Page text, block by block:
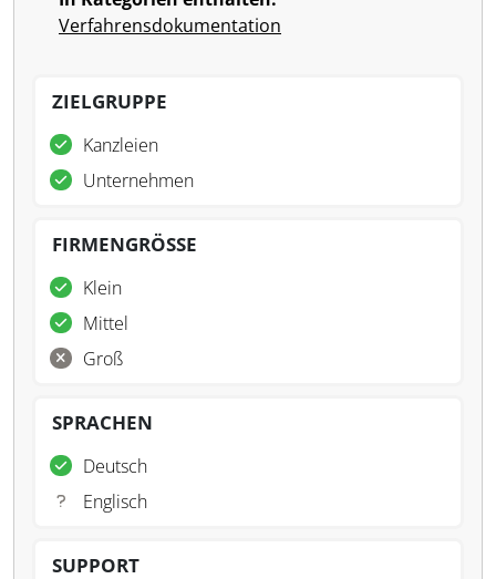
Verfahrensdokumentation
ZIELGRUPPE
Kanzleien
Unternehmen
FIRMENGRÖSSE
Klein
Mittel
Groß
SPRACHEN
Deutsch
Englisch
SUPPORT